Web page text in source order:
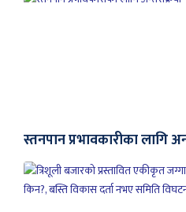
स्तनपान प्रभावकारीका लागि